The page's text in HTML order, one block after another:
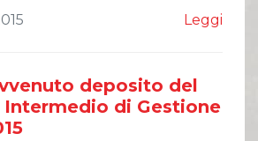
Leggi
deposito del
Intermedio di Gestione